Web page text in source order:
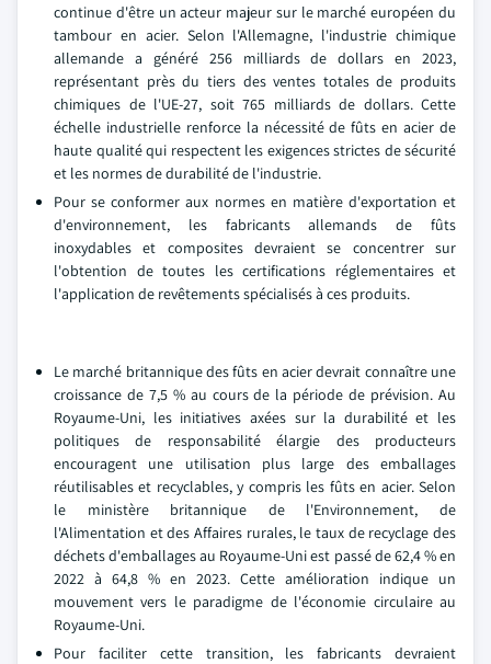
continue d'être un acteur majeur sur le marché européen du
tambour en acier. Selon l'Allemagne, l'industrie chimique
allemande a généré 256 milliards de dollars en 2023,
représentant près du tiers des ventes totales de produits
chimiques de l'UE-27, soit 765 milliards de dollars. Cette
échelle industrielle renforce la nécessité de fûts en acier de
haute qualité qui respectent les exigences strictes de sécurité
et les normes de durabilité de l'industrie.
Pour se conformer aux normes en matière d'exportation et
d'environnement, les fabricants allemands de fûts
inoxydables et composites devraient se concentrer sur
l'obtention de toutes les certifications réglementaires et
l'application de revêtements spécialisés à ces produits.
Le marché britannique des fûts en acier devrait connaître une
croissance de 7,5 % au cours de la période de prévision. Au
Royaume-Uni, les initiatives axées sur la durabilité et les
politiques de responsabilité élargie des producteurs
encouragent une utilisation plus large des emballages
réutilisables et recyclables, y compris les fûts en acier. Selon
le ministère britannique de l'Environnement, de
l'Alimentation et des Affaires rurales, le taux de recyclage des
déchets d'emballages au Royaume-Uni est passé de 62,4 % en
2022 à 64,8 % en 2023. Cette amélioration indique un
mouvement vers le paradigme de l'économie circulaire au
Royaume-Uni.
Pour faciliter cette transition, les fabricants devraient